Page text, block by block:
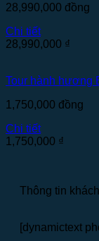
28,990,000 đồng
Chi tiết
28,990,000 ₫
Tour hành hương
1,750,000 đồng
Chi tiết
1,750,000 ₫
Thông tin
[dynamictext